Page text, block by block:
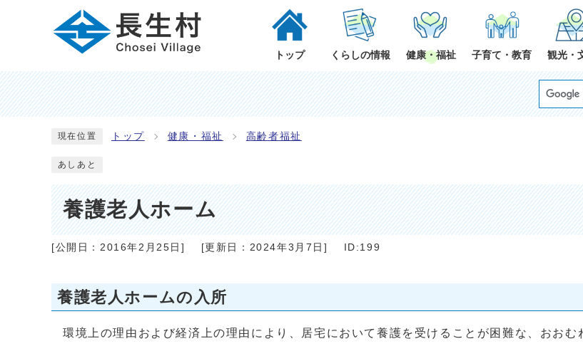
トップ くらしの情報 健康・福祉 子育て・教育 観光・
現在位置 トップ 健康・福祉 高齢者福祉
あしあと
養護老人ホーム
[公開日： 2016年2月25日 ] [更新日： 2024年3月7日] ID:199
養護老人ホームの入所
環境上の理由および経済上の理由により、居宅において養護を受けることが困難な、おおむ